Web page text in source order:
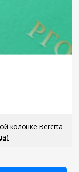
колонке Beretta